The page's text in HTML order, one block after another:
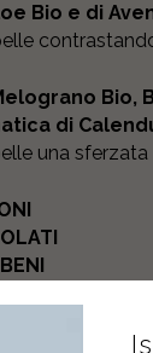
Bio e di
Bio,
di
una sferzata